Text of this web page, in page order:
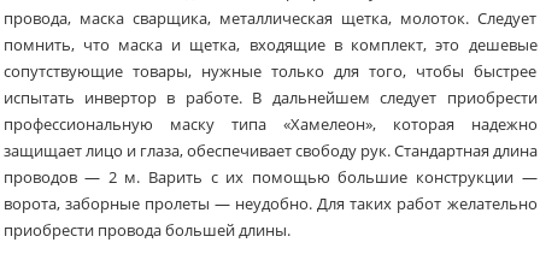
провода, маска сварщика, металлическая щетка, молоток. Следует
помнить, что маска и щетка, входящие в комплект, это дешевые
сопутствующие товары, нужные только для того, чтобы быстрее
испытать инвертор в работе. В дальнейшем следует приобрести
профессиональную маску типа «Хамелеон», которая надежно
защищает лицо и глаза, обеспечивает свободу рук. Стандартная длина
проводов — 2 м. Варить с их помощью большие конструкции —
ворота, заборные пролеты — неудобно. Для таких работ желательно
приобрести провода большей длины.